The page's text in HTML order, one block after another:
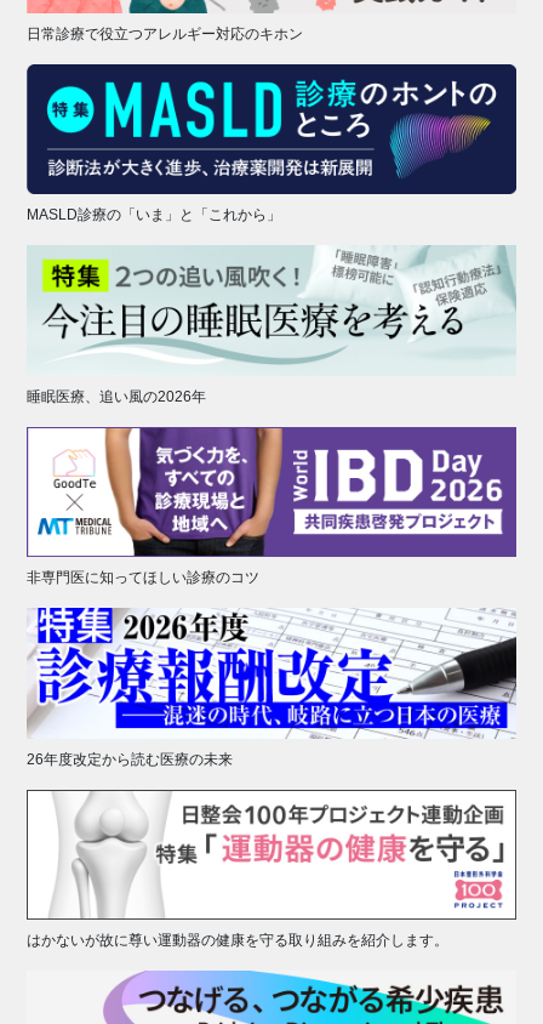
日常診療で役立つアレルギー対応のキホン
MASLD診療の「いま」と「これから」
睡眠医療、追い風の2026年
非専門医に知ってほしい診療のコツ
26年度改定から読む医療の未来
はかないが故に尊い運動器の健康を守る取り組みを紹介します。